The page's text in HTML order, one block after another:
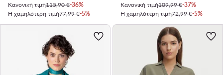
Κανονική τιμή115,90 €-36%
Η χαμηλότερη τιμή77,99 €-5%
Κανονική τιμή109,99 €-37%
Η χαμηλότερη τιμή72,99 €-5%